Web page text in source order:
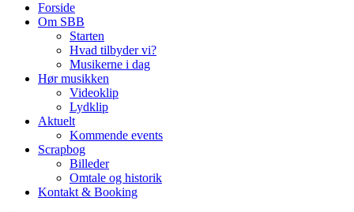
Forside
Om SBB
Starten
Hvad tilbyder vi?
Musikerne i dag
Hør musikken
Videoklip
Lydklip
Aktuelt
Kommende events
Scrapbog
Billeder
Omtale og historik
Kontakt & Booking